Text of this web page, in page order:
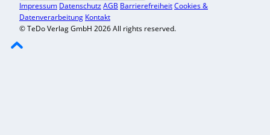
Impressum DatenschutzAGB BarrierefreiheitCookies &
Datenverarbeitung Kontakt
© TeDo Verlag GmbH 2026 All rights reserved.